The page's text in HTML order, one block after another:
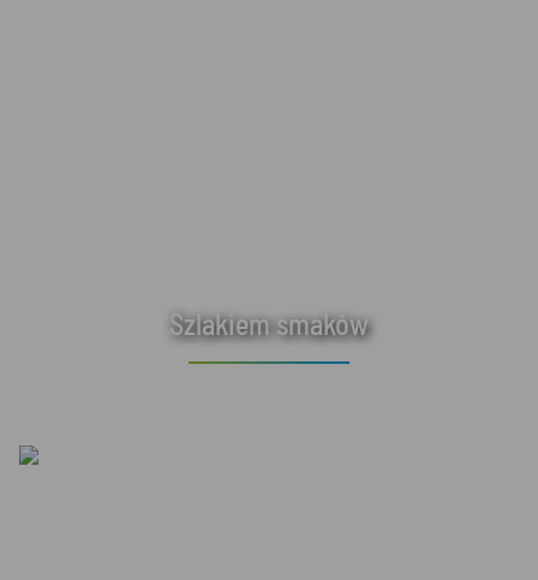
Szlakiem smaków